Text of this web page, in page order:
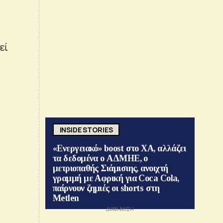
INSIDE STORIES
«Ενεργειακό» boost στο ΧΑ, αλλάζει
τα δεδομένα ο ΑΔΜΗΕ, ο
μετριοπαθής Σιάμισιης, ανοιχτή
γραμμή με Αφρική για Coca Cola,
παίρνουν ζημιές οι shorts στη
Metlen